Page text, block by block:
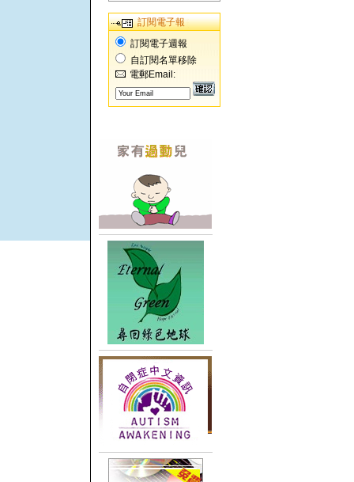
訂閱電子報
訂閱電子週報
自訂閱名單移除
電郵Email: